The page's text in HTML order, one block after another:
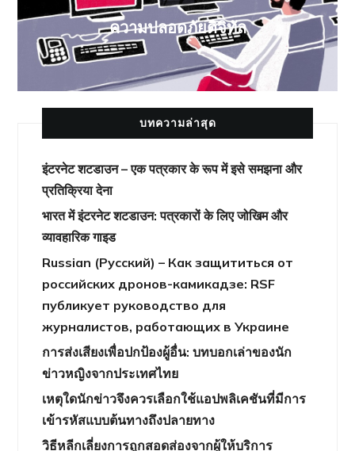
ความปลอดภัยดิจิทัล
บทความล่าสุด
इंटरनेट शटडाउन – एक पत्रकार के रूप में इसे समझना और
प्रतिक्रिया देना
भारत में इंटरनेट शटडाउन: पत्रकारों के लिए जोखिम और
व्यावहारिक गाइड
Russian (Русский) – Как защититься от
российских дронов-камикадзе: RSF
публикует руководство для
журналистов, работающих в Украине
การส่งเสียงเพื่อปกป้องผู้อื่น: บทบอกเล่าของนัก
ข่าวหญิงจากประเทศไทย
เหตุใดนักข่าวจึงควรเลือกใช้แอปพลิเคชันที่มีการ
เข้ารหัสแบบต้นทางถึงปลายทาง
วิธีหลีกเลี่ยงการถูกสอดส่องจากผู้ให้บริการ